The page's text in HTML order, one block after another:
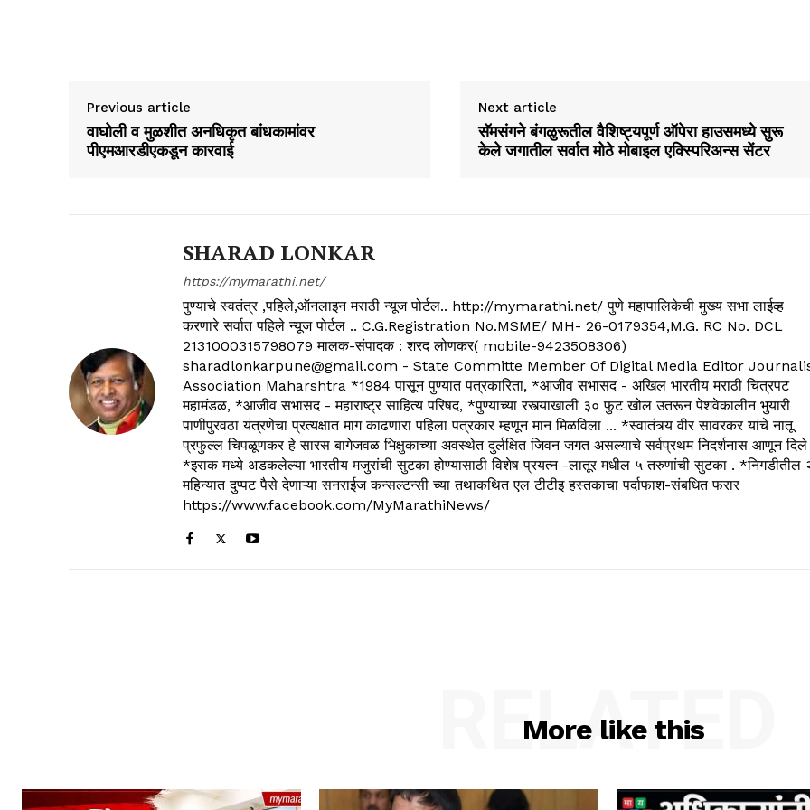
Previous article
वाघोली व मुळशीत अनधिकृत बांधकामांवर
पीएमआरडीएकडून कारवाई
Next article
सॅमसंगने बंगळुरूतील वैशिष्ट्यपूर्ण ऑपेरा हाउसमध्ये सुरू
केले जगातील सर्वात मोठे मोबाइल एक्स्पिरिअन्स सेंटर
SHARAD LONKAR
https://mymarathi.net/
पुण्याचे स्वतंत्र ,पहिले,ऑनलाइन मराठी न्यूज पोर्टल.. http://mymarathi.net/ पुणे महापालिकेची मुख्य सभा लाईव्ह
करणारे सर्वात पहिले न्यूज पोर्टल .. C.G.Registration No.MSME/ MH- 26-0179354,M.G. RC No. DCL
2131000315798079 मालक-संपादक : शरद लोणकर( mobile-9423508306)
sharadlonkarpune@gmail.com - State Committe Member Of Digital Media Editor
Association Maharshtra *1984 पासून पुण्यात पत्रकारिता, *आजीव सभासद - अखिल भारतीय मराठी चित्रपट
महामंडळ, *आजीव सभासद - महाराष्ट्र साहित्य परिषद, *पुण्याच्या रस्त्याखाली ३० फुट खोल उतरून पेशवेकालीन भुयारी
पाणीपुरवठा यंत्रणेचा प्रत्यक्षात माग काढणारा पहिला पत्रकार म्हणून मान मिळविला ... *स्वातंत्र्य वीर सावरकर यांचे नातू
प्रफुल्ल चिपळूणकर हे सारस बागेजवळ भिक्षुकाच्या अवस्थेत दुर्लक्षित जिवन जगत असल्याचे सर्वप्रथम निदर्शनास आणून दिले
*इराक मध्ये अडकलेल्या भारतीय मजुरांची सुटका होण्यासाठी विशेष प्रयत्न -लातूर मधील ५ तरुणांची सुटका . *निगडीतील
महिन्यात दुप्पट पैसे देणाऱ्या सनराईज कन्सल्टन्सी च्या तथाकथित एल टीटीइ हस्तकाचा पर्दाफाश-संबधित फरार
https://www.facebook.com/MyMarathiNews/
More like this
RELATED